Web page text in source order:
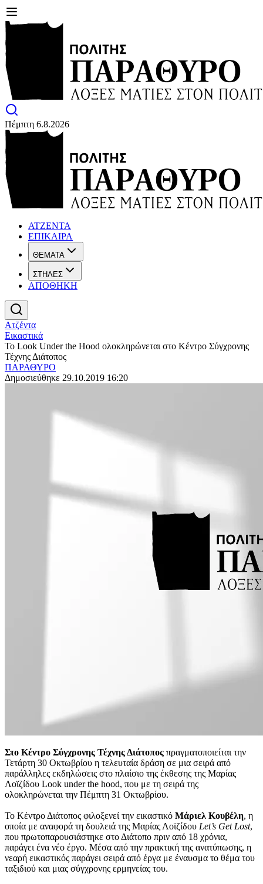
Πέμπτη 6.8.2026
ΑΤΖΕΝΤΑ
ΕΠΙΚΑΙΡΑ
ΘΕΜΑΤΑ
ΣΤΗΛΕΣ
ΑΠΟΘΗΚΗ
Ατζέντα
Εικαστικά
Το Look Under the Hood ολοκληρώνεται στο Κέντρο Σύγχρονης
Τέχνης Διάτοπος
ΠΑΡΑΘΥΡΟ
Δημοσιεύθηκε 29.10.2019 16:20
Στο Κέντρο Σύγχρονης Τέχνης Διάτοπος πραγματοποιείται την
Τετάρτη 30 Οκτωβρίου η τελευταία δράση σε μια σειρά από
παράλληλες εκδηλώσεις στο πλαίσιο της έκθεσης της Μαρίας
Λοϊζίδου Look under the hood, που με τη σειρά της
ολοκληρώνεται την Πέμπτη 31 Οκτωβρίου.
Το Κέντρο Διάτοπος φιλοξενεί την εικαστικό Μάριελ Κουβέλη, η
οποία με αναφορά τη δουλειά της Μαρίας Λοϊζίδου Let’s Get Lost,
που πρωτοπαρουσιάστηκε στο Διάτοπο πριν από 18 χρόνια,
παράγει ένα νέο έργο. Μέσα από την πρακτική της ανατύπωσης, η
νεαρή εικαστικός παράγει σειρά από έργα με έναυσμα το θέμα του
ταξιδιού και μιας σύγχρονης ερμηνείας του.